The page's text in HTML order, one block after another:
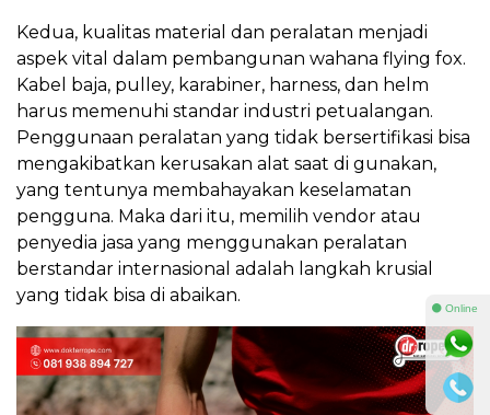
Kedua, kualitas material dan peralatan menjadi
aspek vital dalam pembangunan wahana flying fox.
Kabel baja, pulley, karabiner, harness, dan helm
harus memenuhi standar industri petualangan.
Penggunaan peralatan yang tidak bersertifikasi bisa
mengakibatkan kerusakan alat saat di gunakan,
yang tentunya membahayakan keselamatan
pengguna. Maka dari itu, memilih vendor atau
penyedia jasa yang menggunakan peralatan
berstandar internasional adalah langkah krusial
yang tidak bisa di abaikan.
⚫ Online